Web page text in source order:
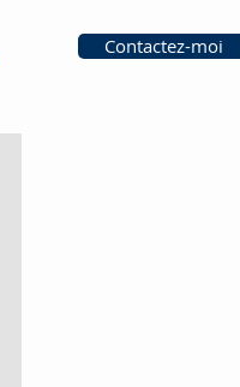
Contactez-moi